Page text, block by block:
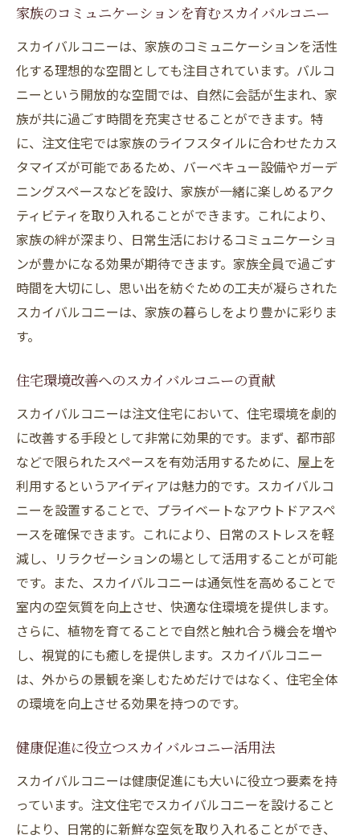
家族のコミュニケーションを育むスカイバルコニー
スカイバルコニーは、家族のコミュニケーションを活性
化する理想的な空間としても注目されています。バルコ
ニーという開放的な空間では、自然に会話が生まれ、家
族が共に過ごす時間を充実させることができます。特
に、注文住宅では家族のライフスタイルに合わせたカス
タマイズが可能であるため、バーベキュー設備やガーデ
ニングスペースなどを設け、家族が一緒に楽しめるアク
ティビティを取り入れることができます。これにより、
家族の絆が深まり、日常生活におけるコミュニケーショ
ンが豊かになる効果が期待できます。家族全員で過ごす
時間を大切にし、思い出を紡ぐための工夫が凝らされた
スカイバルコニーは、家族の暮らしをより豊かに彩りま
す。
住宅環境改善へのスカイバルコニーの貢献
スカイバルコニーは注文住宅において、住宅環境を劇的
に改善する手段として非常に効果的です。まず、都市部
などで限られたスペースを有効活用するために、屋上を
利用するというアイディアは魅力的です。スカイバルコ
ニーを設置することで、プライベートなアウトドアスペ
ースを確保できます。これにより、日常のストレスを軽
減し、リラクゼーションの場として活用することが可能
です。また、スカイバルコニーは通気性を高めることで
室内の空気質を向上させ、快適な住環境を提供します。
さらに、植物を育てることで自然と触れ合う機会を増や
し、視覚的にも癒しを提供します。スカイバルコニー
は、外からの景観を楽しむためだけではなく、住宅全体
の環境を向上させる効果を持つのです。
健康促進に役立つスカイバルコニー活用法
スカイバルコニーは健康促進にも大いに役立つ要素を持
っています。注文住宅でスカイバルコニーを設けること
により、日常的に新鮮な空気を取り入れることができ、